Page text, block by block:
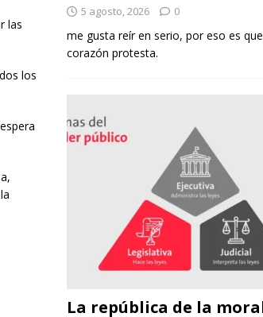
las
los
5 agosto, 2026 0
me gusta reír en serio, por eso es
corazón protesta.
La república de la